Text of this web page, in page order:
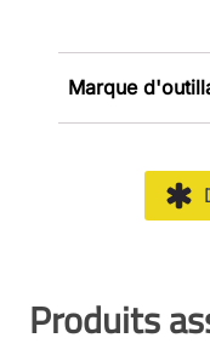
Marque
Produits